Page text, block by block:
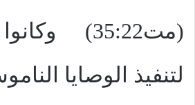
(مت35:22)
لتنفيذ الوصايا